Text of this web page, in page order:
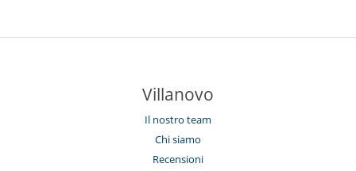
Villanovo
Il nostro team
Chi siamo
Recensioni